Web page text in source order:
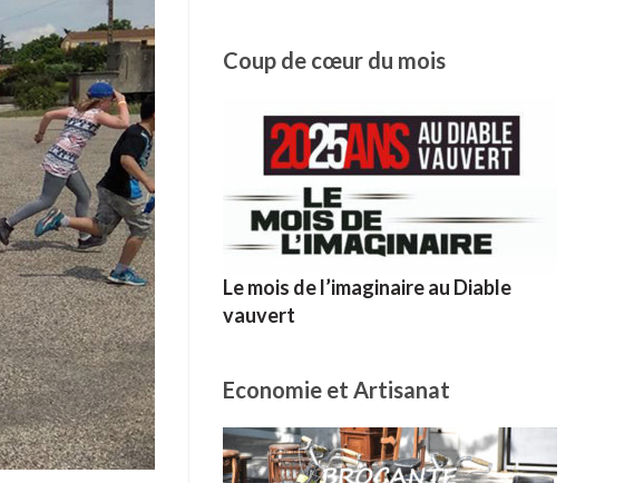
Coup de cœur du mois
Le mois de l’imaginaire au Diable
vauvert
Economie et Artisanat